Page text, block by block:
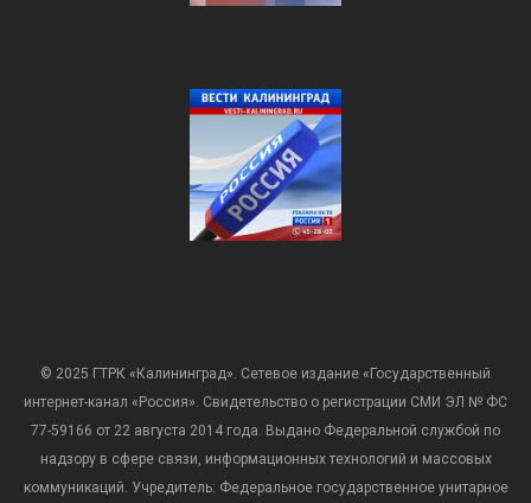
© 2025 ГТРК «Калининград». Сетевое издание «Государственный
интернет-канал «Россия». Свидетельство о регистрации СМИ ЭЛ № ФС
77-59166 от 22 августа 2014 года. Выдано Федеральной службой по
надзору в сфере связи, информационных технологий и массовых
коммуникаций. Учредитель: Федеральное государственное унитарное